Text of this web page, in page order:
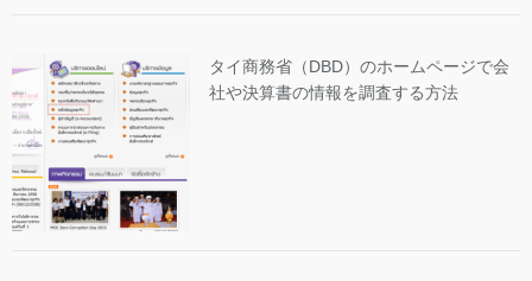
タイ商務省（DBD）のホームページで会
社や決算書の情報を調査する方法